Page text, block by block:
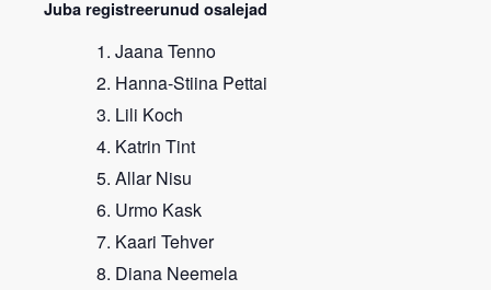
Juba registreerunud osalejad
Jaana Tenno
Hanna-Stiina Pettai
Lili Koch
Katrin Tint
Allar Nisu
Urmo Kask
Kaari Tehver
Diana Neemela